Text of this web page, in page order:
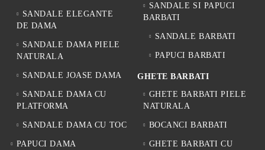
SANDALE ELEGANTE
DE DAMA
SANDALE DAMA PIELE
NATURALA
SANDALE JOASE DAMA
SANDALE DAMA CU
PLATFORMA
SANDALE DAMA CU TOC
PAPUCI DAMA
SANDALE SI PAPUCI
BARBATI
SANDALE BARBATI
PAPUCI BARBATI
GHETE BARBATI
GHETE BARBATI PIELE
NATURALA
BOCANCI BARBATI
GHETE BARBATI CU